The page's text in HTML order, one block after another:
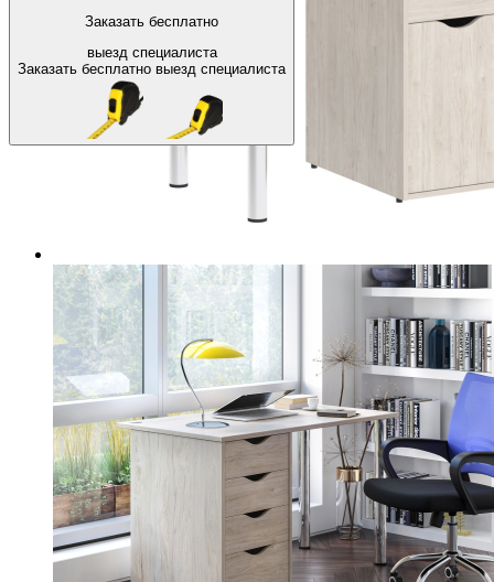
Заказать бесплатно
выезд специалиста
Заказать бесплатно выезд специалиста